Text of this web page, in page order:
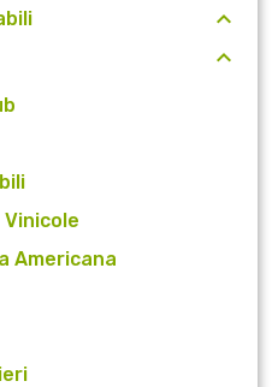
Americana